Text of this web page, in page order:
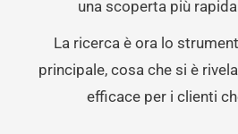
una scoperta più
La ricerca è ora lo
principale, cosa che si è
efficace per i clienti